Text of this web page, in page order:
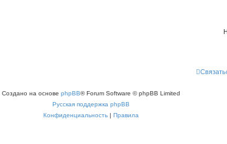
Создано на основе phpBB® Forum Software © phpBB Limited
Русская поддержка phpBB
Конфиденциальность| Правила